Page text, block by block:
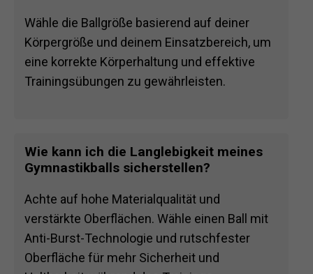
Wähle die Ballgröße basierend auf deiner
Körpergröße und deinem Einsatzbereich, um
eine korrekte Körperhaltung und effektive
Trainingsübungen zu gewährleisten.
Wie kann ich die Langlebigkeit meines
Gymnastikballs sicherstellen?
Achte auf hohe Materialqualität und
verstärkte Oberflächen. Wähle einen Ball mit
Anti-Burst-Technologie und rutschfester
Oberfläche für mehr Sicherheit und